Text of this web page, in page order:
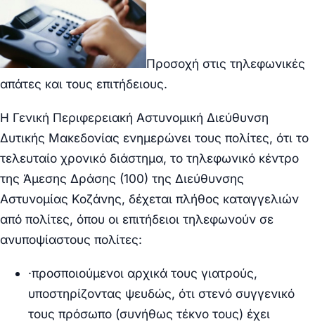
Προσοχή στις τηλεφωνικές
απάτες και τους επιτήδειους.
Η Γενική Περιφερειακή Αστυνομική Διεύθυνση
Δυτικής Μακεδονίας ενημερώνει τους πολίτες, ότι το
τελευταίο χρονικό διάστημα, το τηλεφωνικό κέντρο
της Άμεσης Δράσης (100) της Διεύθυνσης
Αστυνομίας Κοζάνης, δέχεται πλήθος καταγγελιών
από πολίτες, όπου οι επιτήδειοι τηλεφωνούν σε
ανυποψίαστους πολίτες:
·προσποιούμενοι αρχικά τους γιατρούς,
υποστηρίζοντας ψευδώς, ότι στενό συγγενικό
τους πρόσωπο (συνήθως τέκνο τους) έχει